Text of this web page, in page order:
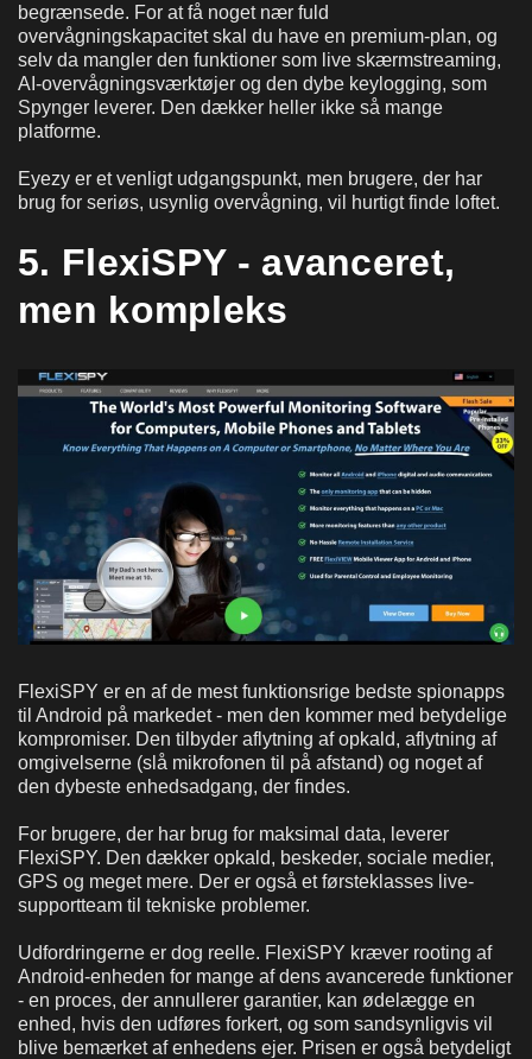
begrænsede. For at få noget nær fuld
overvågningskapacitet skal du have en premium-plan, og
selv da mangler den funktioner som live skærmstreaming,
AI-overvågningsværktøjer og den dybe keylogging, som
Spynger leverer. Den dækker heller ikke så mange
platforme.
Eyezy er et venligt udgangspunkt, men brugere, der har
brug for seriøs, usynlig overvågning, vil hurtigt finde loftet.
5. FlexiSPY - avanceret,
men kompleks
FlexiSPY er en af de mest funktionsrige bedste spionapps
til Android på markedet - men den kommer med betydelige
kompromiser. Den tilbyder aflytning af opkald, aflytning af
omgivelserne (slå mikrofonen til på afstand) og noget af
den dybeste enhedsadgang, der findes.
For brugere, der har brug for maksimal data, leverer
FlexiSPY. Den dækker opkald, beskeder, sociale medier,
GPS og meget mere. Der er også et førsteklasses live-
supportteam til tekniske problemer.
Udfordringerne er dog reelle. FlexiSPY kræver rooting af
Android-enheden for mange af dens avancerede funktioner
- en proces, der annullerer garantier, kan ødelægge en
enhed, hvis den udføres forkert, og som sandsynligvis vil
blive bemærket af enhedens ejer. Prisen er også betydeligt